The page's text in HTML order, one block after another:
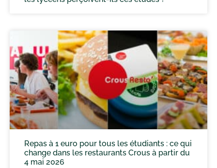
Repas à 1 euro pour tous les étudiants : ce qui
change dans les restaurants Crous à partir du
4 mai 2026